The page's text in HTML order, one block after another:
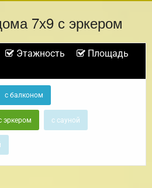
7х9 с эркером
Этажность
Площадь
с балконом
эркером с сауной